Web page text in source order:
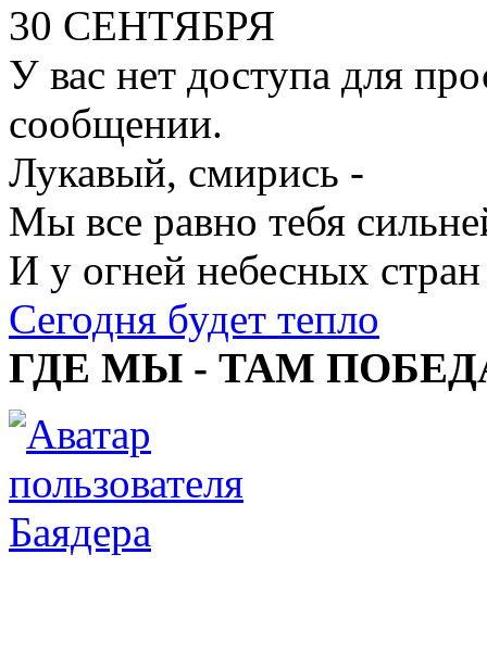
30 СЕНТЯБРЯ
У вас нет доступа для
сообщении.
Лукавый, смирись -
Мы все равно тебя
И у огней небесных стран
Сегодня будет тепло
ГДЕ МЫ - ТАМ
Баядера